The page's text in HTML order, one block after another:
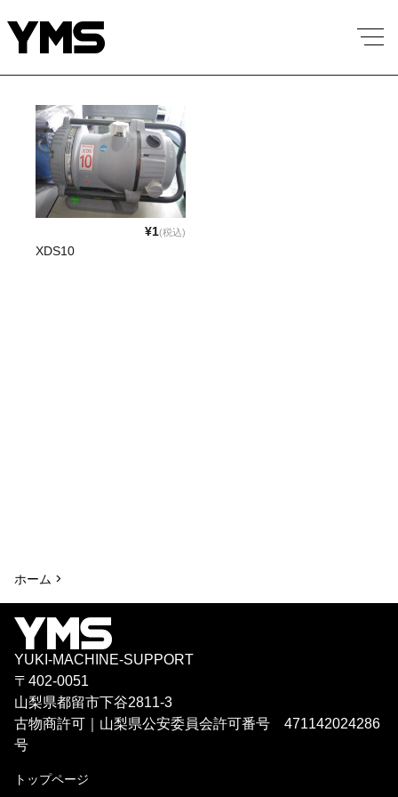
¥1(税込)
XDS10
ホーム >
YUKI-MACHINE-SUPPORT
〒402-0051
山梨県都留市下谷2811-3
古物商許可｜山梨県公安委員会許可番号 471142024286
号
トップページ